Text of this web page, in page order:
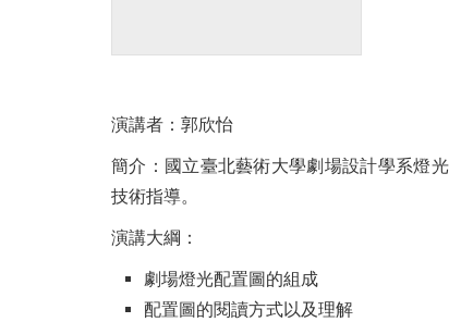
演講者：郭欣怡
簡介：國立臺北藝術大學劇場設計學系燈
技術指導。
演講大綱：
劇場燈光配置圖的組成
配置圖的閱讀方式以及理解